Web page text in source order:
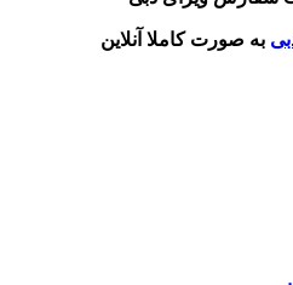
به صورت کاملا آنلاین